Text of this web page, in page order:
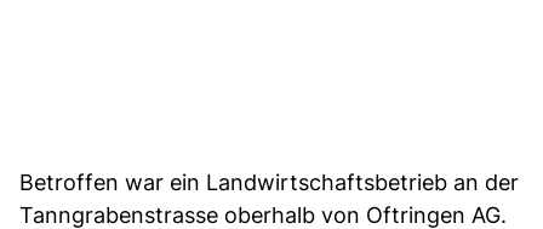
Betroffen war ein Landwirtschaftsbetrieb an der
Tanngrabenstrasse oberhalb von Oftringen AG.